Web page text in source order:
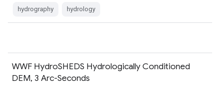
hydrography hydrology
WWF HydroSHEDS Hydrologically Conditioned
DEM, 3 Arc-Seconds